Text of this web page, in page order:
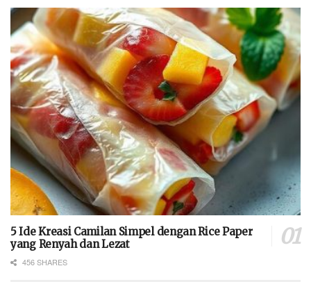
5 Ide Kreasi Camilan Simpel dengan Rice Paper
yang Renyah dan Lezat
456 SHARES